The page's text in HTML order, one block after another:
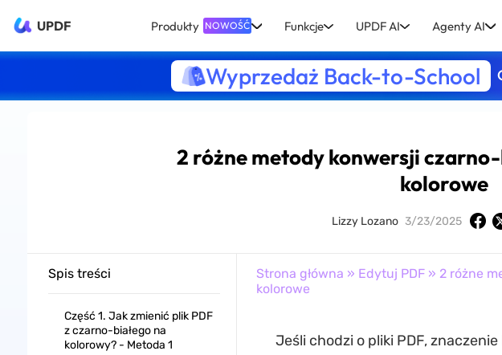
UPDF Produkty NOWOŚĆ Funkcje UPDF AI Agenty AI
Wyprzedaż Back-to-School
2 różne metody konwersji
kolorowe
Lizzy Lozano 3/23/2025
Spis treści
Część 1. Jak zmienić plik PDF
z czarno-białego na
kolorowy? - Metoda 1
Strona główna » Edytuj PDF» 2 różne
kolorowe
Jeśli chodzi o pliki PDF,